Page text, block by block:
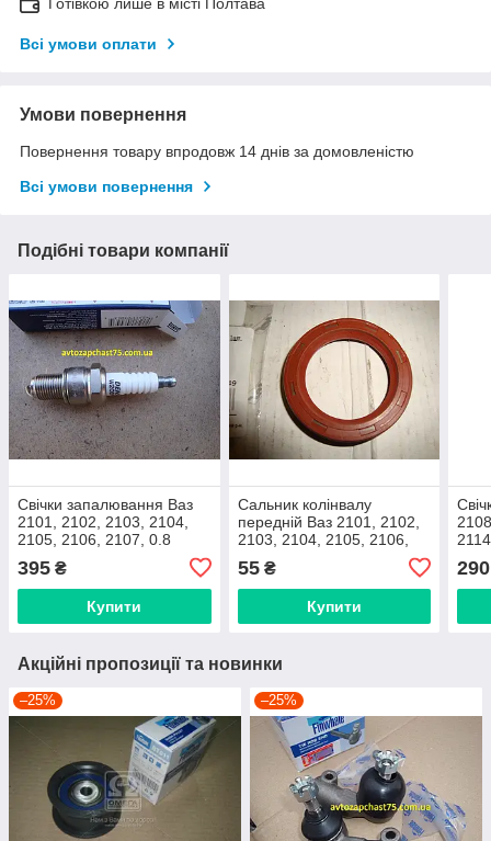
Готівкою лише в місті Полтава
Всі умови оплати
Умови повернення
Повернення товару впродовж 14 днів за домовленістю
Всі умови повернення
Подібні товари компанії
Свічки запалювання Ваз
2101, 2102, 2103, 2104,
2105, 2106, 2107, 0.8
запалювання, комплект 4
шт. (Denso)
395 ₴
Купити
Сальник колінвалу
передній Ваз 2101, 2102,
2103, 2104, 2105, 2106,
2107, 2121, 21213, 21214,
2123 нива-шевроле
(виробник Rider)
55₴
Купити
290
Акційні пропозиції та новинки
–25% –25%